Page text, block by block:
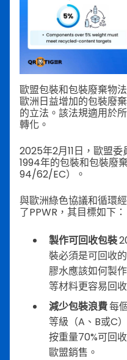
歐盟包裝和包裝廢棄物
歐洲日益增加的包裝廢
的立法。該法規適用於
轉化。
2025年2月11日，歐盟
1994年的包裝和包裝廢
94/62/EC）。
與歐洲綠色協議和循環
了PPWR，其目標如下：
製作可回收包裝
裝必須是可回收
膠水應該如何製
等材料更容易回收
減少包裝浪費每
等級（A、B或C
按重量70%可回
歐盟銷售。